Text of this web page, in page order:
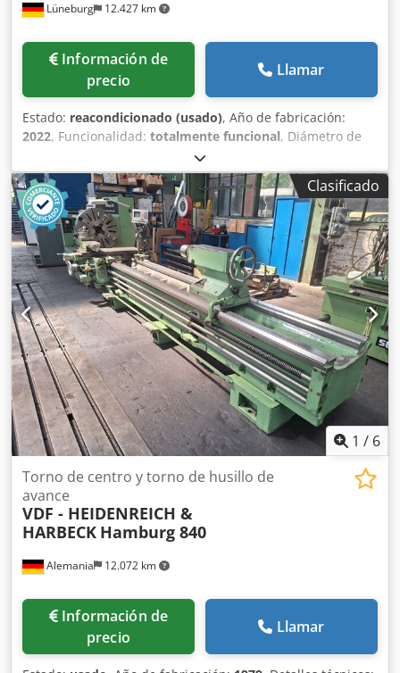
Lüneburg 12.427 km
Información de
precio
Llamar
Estado: reacondicionado (usado), Año de fabricación:
2022, Funcionalidad: totalmente funcional, Diámetro de
torneado sobre bancada: 540 mm Longitud de torneado:
1.500 mm Diámetro de torneado en la hendidura: 580 mm
Recorrido máximo del carro transversal aprox.: 415 mm
Desplazamiento máximo del carro superior aprox.: 140 mm
Rango de velocidad: 0 - 1.800 rpm Codpjztc U Iofx Ap Ajrf
Diámetro del husillo principal: 135 mm Agujero del husillo:
68 mm Diámetro del cono interior: 83 mm Ancho de la
bancada: 403 mm Equipado con: Plato de tres mordazas
FORKARDT F250 Visualizador digital FAGOR de tres ejes
Luneta fija Protección para el plato Bandeja para virutas
Portaherramientas: 6 porta-cuchillas, 1 porta-pinzas
Sistema de refrigeración
Clasificado
1 / 6
Alemania 12.072 km
Torno de centro y torno de husillo de
avance
VDF - HEIDENREICH &
HARBECK Hamburg 840
Información de
precio
Llamar